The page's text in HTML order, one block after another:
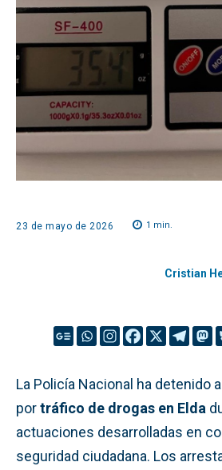
23 de mayo de 2026 1 min.
Cristian
La Policía Nacional ha detenido
portráfico de drogas en Elda
actuaciones desarrolladas en
seguridad ciudadana. Los